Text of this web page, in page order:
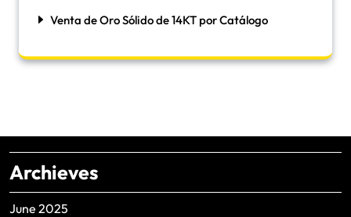
Venta de Oro Sólido de 14KT por Catálogo
Archieves
June 2025